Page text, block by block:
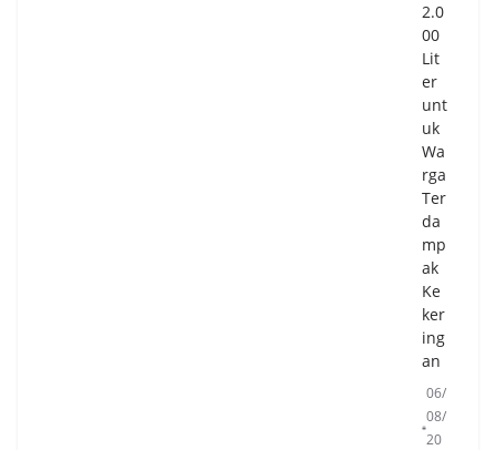
2.0
00
Lit
er
unt
uk
Wa
rga
Ter
da
mp
ak
Ke
ker
ing
an
06/
08/
20